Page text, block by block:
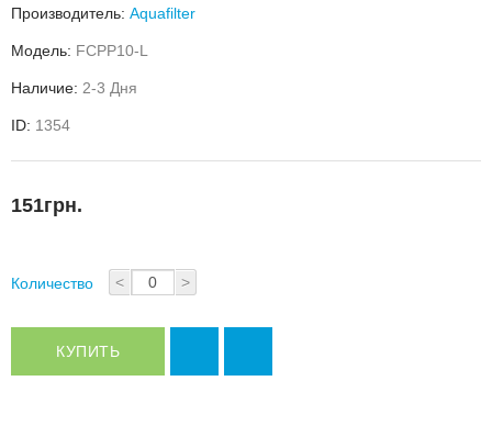
Производитель: Aquafilter
Модель: FCPP10-L
Наличие: 2-3 Дня
ID: 1354
151грн.
Количество < >
КУПИТЬ